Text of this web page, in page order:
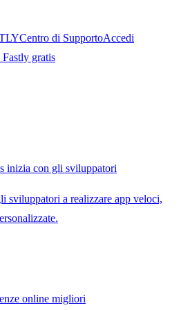
Centro di SupportoAccedi
Fastly gratis
inizia con gli sviluppatori
sviluppatori a realizzare app veloci,
online migliori